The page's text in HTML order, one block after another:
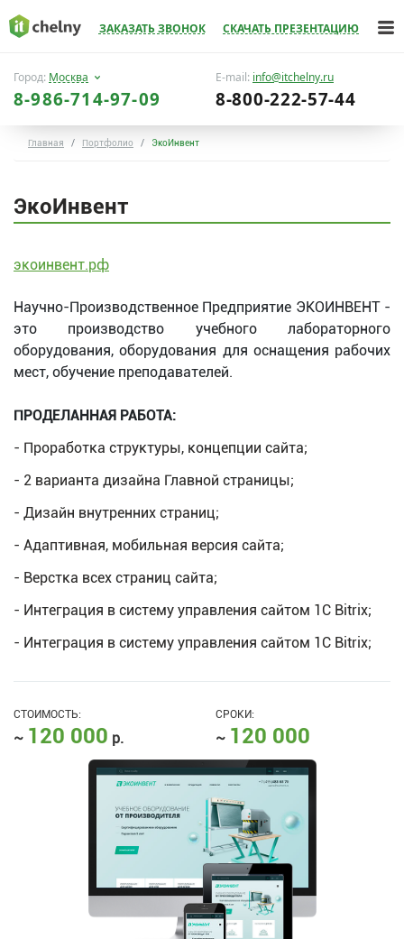
ЗАКАЗАТЬ ЗВОНОК СКАЧАТЬ ПРЕЗЕНТАЦИЮ
Город: Москва
8-986-714-97-09
E-mail: info@itchelny.ru
8-800-222-57-44
Главная Портфолио ЭкоИнвент
ЭкоИнвент
экоинвент.рф
Научно-Производственное Предприятие ЭКОИНВЕНТ -
это производство учебного лабораторного
оборудования, оборудования для оснащения рабочих
мест, обучение преподавателей.
ПРОДЕЛАННАЯ РАБОТА:
- Проработка структуры, концепции сайта;
- 2 варианта дизайна Главной страницы;
- Дизайн внутренних страниц;
- Адаптивная, мобильная версия сайта;
- Верстка всех страниц сайта;
- Интеграция в систему управления сайтом 1C Bitrix;
- Интеграция в систему управления сайтом 1C Bitrix;
СТОИМОСТЬ:
~ 120 000 р.
СРОКИ:
~ 120 000